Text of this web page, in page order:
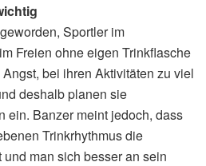
Sportler im
Freien ohne eigen Trinkflasche
bei ihren Aktivitäten zu viel
deshalb planen sie
ein. Banzer meint jedoch, dass
Trinkrhythmus die
man sich besser an sein